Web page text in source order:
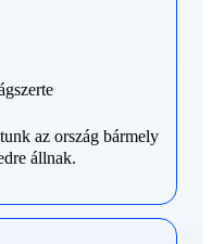
az ország bármely
állnak.